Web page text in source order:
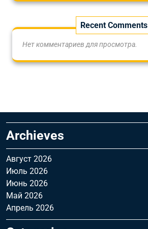
Recent Comments
Нет комментариев для просмотра.
Archieves
Август 2026
Июль 2026
Июнь 2026
Май 2026
Апрель 2026